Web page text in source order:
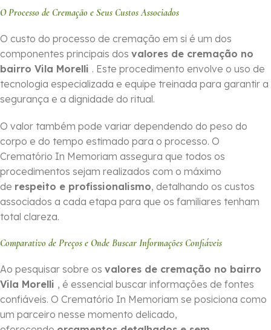
O Processo de Cremação e Seus Custos Associados
O custo do processo de cremação em si é um dos
componentes principais dos valores de cremação no
bairro Vila Morelli . Este procedimento envolve o uso de
tecnologia especializada e equipe treinada para garantir a
segurança e a dignidade do ritual.
O valor também pode variar dependendo do peso do
corpo e do tempo estimado para o processo. O
Crematório In Memoriam assegura que todos os
procedimentos sejam realizados com o máximo
de respeito e profissionalismo, detalhando os custos
associados a cada etapa para que os familiares tenham
total clareza.
Comparativo de Preços e Onde Buscar Informações Confiáveis
Ao pesquisar sobre os valores de cremação no bairro
Vila Morelli , é essencial buscar informações de fontes
confiáveis. O Crematório In Memoriam se posiciona como
um parceiro nesse momento delicado,